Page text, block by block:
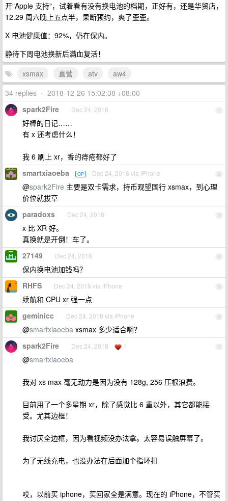
开"Apple 支持"，试着看有没有换电池的档期，正好有，还是华贸店，
12.29 周六晚上五点半，果断预约，爽了歪歪。
X 电池健康值：92%，仍在保内。
静待下周电池换新后满血复活！
xsmax
直营 atv
aw4
34 replies • 2018-12-26 15:02:38 +08:00
1
spark2Fire Dec 24, 2018
好棒的日记……
有 x 还考虑什么！
我 6 刷上 xr，香的痔疮都好了
2
smartxiaoeba OP Dec 24, 2018 via iPhone
@spark2Fire 主要是双卡需求，持币观望国行 xsmax，到心理
价位就拔草
3
paradoxs Dec 24, 2018
x 比 XR 好。
真换就是开倒！车了。
4
27149 Dec 24, 2018
保内换电池加钱吗？
5
RHFS Dec 24, 2018 via iPhone
续航和 CPU xr 强一点
6
geminicc Dec 24, 2018 via iPhone
@smartxiaoeba xsmax 多少适合啊？
7
spark2Fire Dec 24, 2018 1
@smartxiaoeba
我对 xs max 毫无动力是因为没有 128g, 256 压根浪费。
目前用了一个多星期 xr，除了感觉比 6 重以外，其它都能接
受。尤其边框！
我讨厌全边框，因为看视频没办法拿。太容易误触屏幕了。
为了无线充电，也没办法在后面加个指环扣
哎，以前买 iphone，买回家全是满意。现在的 iPhone，不管买